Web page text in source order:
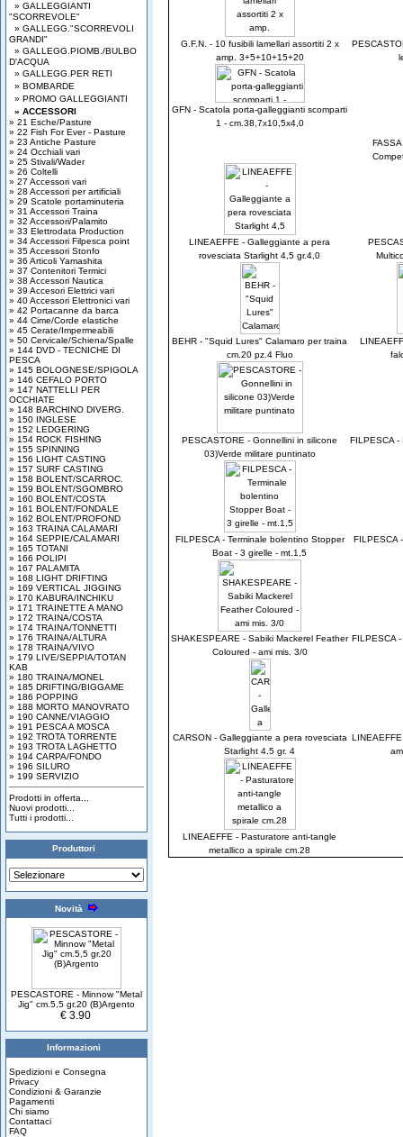
» GALLEGGIANTI
"SCORREVOLE"
» GALLEGG."SCORREVOLI
GRANDI"
» GALLEGG.PIOMB./BULBO
D'ACQUA
» GALLEGG.PER RETI
» BOMBARDE
» PROMO GALLEGGIANTI
» ACCESSORI
» 21 Esche/Pasture
» 22 Fish For Ever - Pasture
» 23 Antiche Pasture
» 24 Occhiali vari
» 25 Stivali/Wader
» 26 Coltelli
» 27 Accessori vari
» 28 Accessori per artificiali
» 29 Scatole portaminuteria
» 31 Accessori Traina
» 32 Accessori/Palamito
» 33 Elettrodata Production
» 34 Accessori Filpesca point
» 35 Accessori Stonfo
» 36 Articoli Yamashita
» 37 Contenitori Termici
» 38 Accessori Nautica
» 39 Accesori Elettrici vari
» 40 Accessori Elettronici vari
» 42 Portacanne da barca
» 44 Cime/Corde elastiche
» 45 Cerate/Impermeabili
» 50 Cervicale/Schiena/Spalle
» 144 DVD - TECNICHE DI
PESCA
» 145 BOLOGNESE/SPIGOLA
» 146 CEFALO PORTO
» 147 NATTELLI PER
OCCHIATE
» 148 BARCHINO DIVERG.
» 150 INGLESE
» 152 LEDGERING
» 154 ROCK FISHING
» 155 SPINNING
» 156 LIGHT CASTING
» 157 SURF CASTING
» 158 BOLENT/SCARROC.
» 159 BOLENT/SGOMBRO
» 160 BOLENT/COSTA
» 161 BOLENT/FONDALE
» 162 BOLENT/PROFOND
» 163 TRAINA CALAMARI
» 164 SEPPIE/CALAMARI
» 165 TOTANI
» 166 POLIPI
» 167 PALAMITA
» 168 LIGHT DRIFTING
» 169 VERTICAL JIGGING
» 170 KABURA/INCHIKU
» 171 TRAINETTE A MANO
» 172 TRAINA/COSTA
» 174 TRAINA/TONNETTI
» 176 TRAINA/ALTURA
» 178 TRAINA/VIVO
» 179 LIVE/SEPPIA/TOTAN
KAB
» 180 TRAINA/MONEL
» 185 DRIFTING/BIGGAME
» 186 POPPING
» 188 MORTO MANOVRATO
» 190 CANNE/VIAGGIO
» 191 PESCA A MOSCA
» 192 TROTA TORRENTE
» 193 TROTA LAGHETTO
» 194 CARPA/FONDO
» 196 SILURO
» 199 SERVIZIO
Prodotti in offerta...
Nuovi prodotti...
Tutti i prodotti...
Produttori
Novità
PESCASTORE - Minnow "Metal
Jig" cm.5,5 gr.20 (B)Argento
€ 3.90
Informazioni
Spedizioni e Consegna
Privacy
Condizioni & Garanzie
Pagamenti
Chi siamo
Contattaci
FAQ
G.F.N. - 10 fusibili lamellari assortiti 2 x
amp. 3+5+10+15+20
GFN - Scatola porta-galleggianti scomparti
1 - cm.38,7x10,5x4,0
LINEAEFFE - Galleggiante a pera
rovesciata Starlight 4,5 gr.4,0
BEHR - "Squid Lures" Calamaro per traina
cm.20 pz.4 Fluo
PESCASTORE - Gonnellini in silicone
03)Verde militare puntinato
FILPESCA -
FILPESCA - Terminale bolentino Stopper
Boat - 3 girelle - mt.1,5
FILPESCA
SHAKESPEARE - Sabiki Mackerel Feather
Coloured - ami mis. 3/0
FILPESCA
CARSON - Galleggiante a pera rovesciata
Starlight 4,5 gr. 4
LINEAEFFE - Pasturatore anti-tangle
metallico a spirale cm.28